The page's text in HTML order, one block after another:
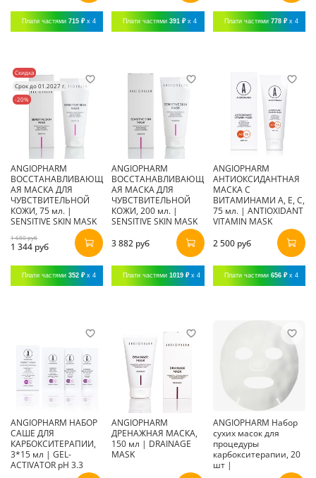
Плати частями 715 ₽ x 4 Плати частями391 ₽ x 4 Плати частями 778 ₽ x 4
Скидка
Срок до 01.2027 г.
-20%
ANGIOPHARM
ВОССТАНАВЛИВАЮЩ
АЯ МАСКА ДЛЯ
ЧУВСТВИТЕЛЬНОЙ
КОЖИ, 75 мл. |
SENSITIVE SKIN MASK
1 680 руб
1 344 руб
Плати частями 352 ₽ x 4
ANGIOPHARM
ВОССТАНАВЛИВАЮЩ
АЯ МАСКА ДЛЯ
ЧУВСТВИТЕЛЬНОЙ
КОЖИ, 200 мл. |
SENSITIVE SKIN MASK
3 882 руб
Плати частями1019 ₽ x 4
ANGIOPHARM
АНТИОКСИДАНТНАЯ
МАСКА С
ВИТАМИНАМИ А, Е, С,
75 мл. | ANTIOXIDANT
VITAMIN MASK
2 500 руб
Плати частями 656 ₽ x 4
ANGIOPHARM НАБОР
САШЕ ДЛЯ
КАРБОКСИТЕРАПИИ,
3*15 мл | GEL-
ACTIVATOR pH 3.3
ANGIOPHARM
ДРЕНАЖНАЯ МАСКА,
150 мл | DRAINAGE
MASK
ANGIOPHARM Набор
сухих масок для
процедуры
карбокситерапии, 20
шт |